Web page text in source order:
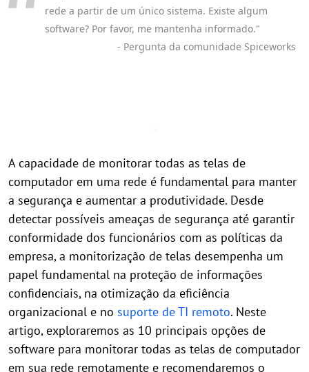
rede a partir de um único sistema. Existe algum
software? Por favor, me mantenha informado."
- Pergunta da comunidade Spiceworks
A capacidade de monitorar todas as telas de
computador em uma rede é fundamental para manter
a segurança e aumentar a produtividade. Desde
detectar possíveis ameaças de segurança até garantir
conformidade dos funcionários com as políticas da
empresa, a monitorização de telas desempenha um
papel fundamental na proteção de informações
confidenciais, na otimização da eficiência
organizacional e no suporte de TI remoto. Neste
artigo, exploraremos as 10 principais opções de
software para monitorar todas as telas de computador
em sua rede remotamente e recomendaremos o